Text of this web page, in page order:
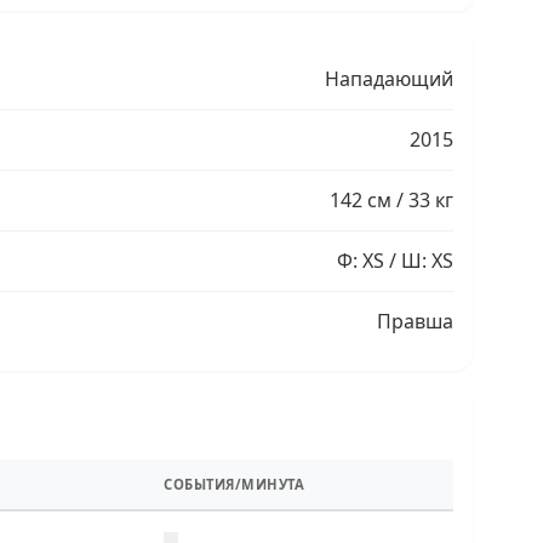
Нападающий
2015
142 см / 33 кг
Ф: XS / Ш: XS
Правша
СОБЫТИЯ/МИНУТА